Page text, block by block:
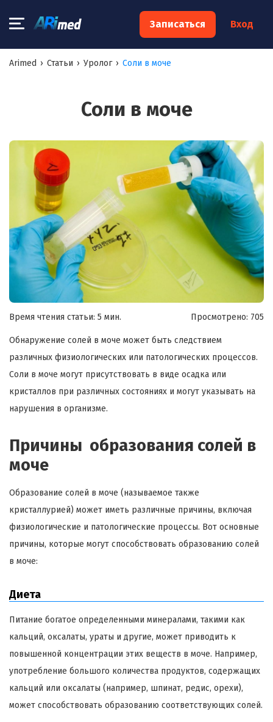
Записаться Вход
Arimed › Статьи › Уролог › Соли в моче
Соли в моче
Время чтения статьи: 5 мин. Просмотрено: 705
Обнаружение солей в моче может быть следствием
различных физиологических или патологических процессов.
Соли в моче могут присутствовать в виде осадка или
кристаллов при различных состояниях и могут указывать на
нарушения в организме.
Причины образования солей в
моче
Образование солей в моче (называемое также
кристаллурией) может иметь различные причины, включая
физиологические и патологические процессы. Вот основные
причины, которые могут способствовать образованию солей
в моче:
Диета
Питание богатое определенными минералами, такими как
кальций, оксалаты, ураты и другие, может приводить к
повышенной концентрации этих веществ в моче. Например,
употребление большого количества продуктов, содержащих
кальций или оксалаты (например, шпинат, редис, орехи),
может способствовать образованию соответствующих солей.
×
Запишитесь на консультацию к
Ваш телефон:*
Ваш e-mail:*
Я согласен на обработку моих персональных данных